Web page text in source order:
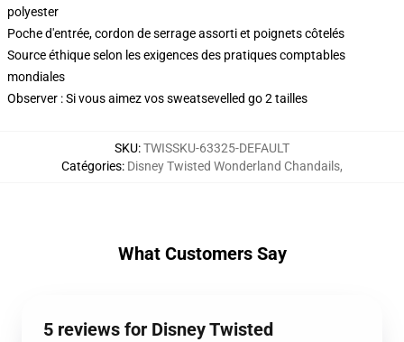
polyester
Poche d'entrée, cordon de serrage assorti et poignets côtelés
Source éthique selon les exigences des pratiques comptables
mondiales
Observer : Si vous aimez vos sweatsevelled go 2 tailles
SKU:TWISSKU-63325-DEFAULT
Catégories: Disney Twisted Wonderland Chandails,
What Customers Say
5 reviews for Disney Twisted